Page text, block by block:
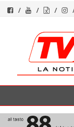
contenuto